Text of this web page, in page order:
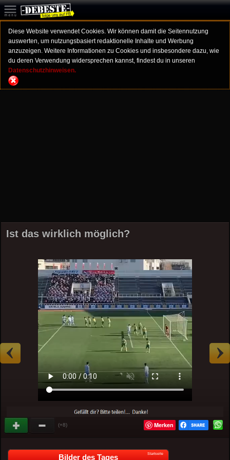
Diese Website verwendet Cookies. Wir können damit die Seitennutzung
auswerten, um nutzungsbasiert redaktionelle Inhalte und Werbung
anzuzeigen. Weitere Informationen zu Cookies und insbesondere dazu, wie
du deren Verwendung widersprechen kannst, findest du in unseren
Datenschutzhinweisen.
Ist das wirklich möglich?
(+8) Merken
Bilder des Tages Startseite